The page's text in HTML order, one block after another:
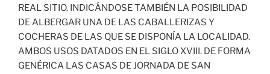
REAL SITIO. INDICÁNDOSE TAMBIÉN LA POSIBILIDAD
DE ALBERGAR UNA DE LAS CABALLERIZAS Y
COCHERAS DE LAS QUE SE DISPONÍA LA LOCALIDAD.
AMBOS USOS DATADOS EN EL SIGLO XVIII. DE FORMA
GENÉRICA LAS CASAS DE JORNADA DE SAN